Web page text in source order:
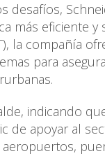
desafíos,
más eficiente
la compañía
para
indicando
de apoyar al